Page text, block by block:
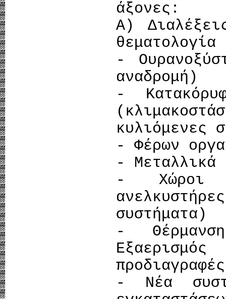
άξονες:
Α)
θεματολογία
-
αναδρομή)
-
κυλιόμενες
- Φέρων
- Μεταλλικά
- Χώροι
συστήματα)
-
- Νέα